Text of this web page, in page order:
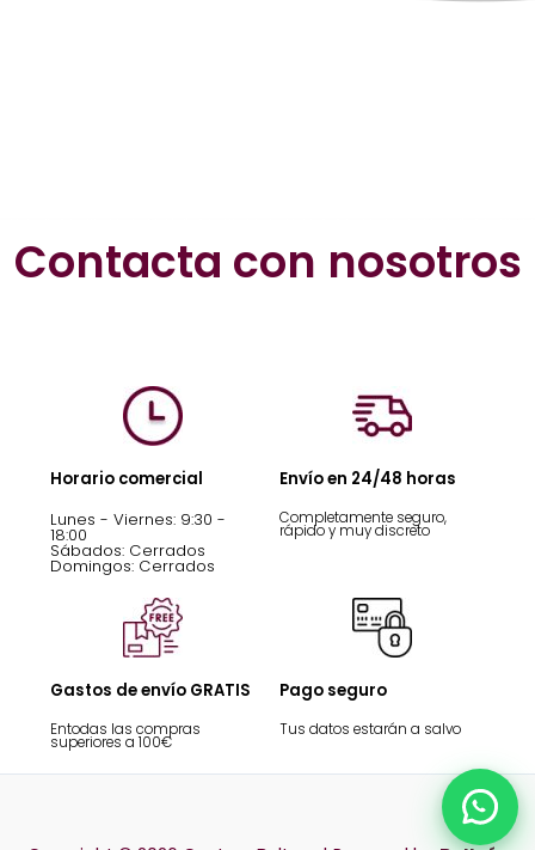
Contacta con nosotros
Horario comercial
Lunes - Viernes: 9:30 -
18:00
Sábados: Cerrados
Domingos: Cerrados
Envío en 24/48 horas
Completamente seguro,
rápido y muy discreto
Gastos de envío GRATIS
Entodas las compras
superiores a 100€
Pago seguro
Tus datos estarán a salvo
Chat